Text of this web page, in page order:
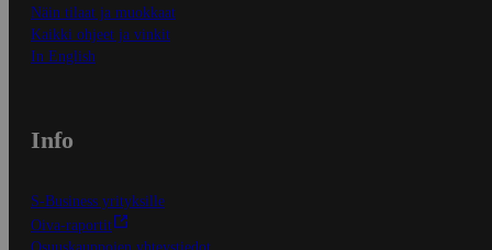
Näin tilaat ja muokkaat
Kaikki ohjeet ja vinkit
In English
Info
S-Business yrityksille
Oiva-raportit